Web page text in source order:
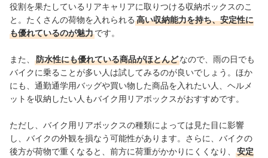
役割を果たしているリアキャリアに取りつける収納ボックスのこ
と。たくさんの荷物を入れられる 高い収納能力を持ち、安定性に
も優れているのが魅力です。
また、 防水性にも優れている商品がほとんどなので、雨の日でも
バイクに乗ることが多い人は試してみるのが良いでしょう。ほか
にも、通勤通学用バッグや買い物した商品を入れたい人、ヘルメ
ットを収納したい人もバイク用リアボックスがおすすめです。
ただし、バイク用リアボックスの種類によっては見た目に影響
し、バイクの外観を損なう可能性があります。さらに、バイクの
後方が荷物で重くなると、前方に荷重がかかりにくくなり、
安定